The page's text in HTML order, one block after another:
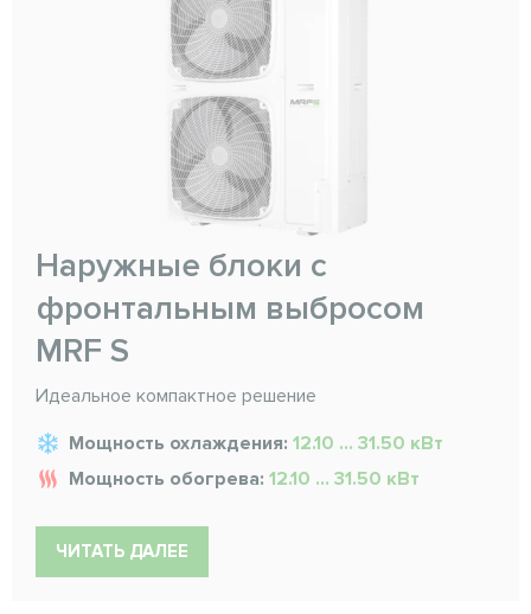
Наружные блоки с
фронтальным выбросом
MRF S
Идеальное компактное решение
Мощность охлаждения: 12.10 ... 31.50 кВт
Мощность обогрева: 12.10 ... 31.50 кВт
ЧИТАТЬ ДАЛЕЕ